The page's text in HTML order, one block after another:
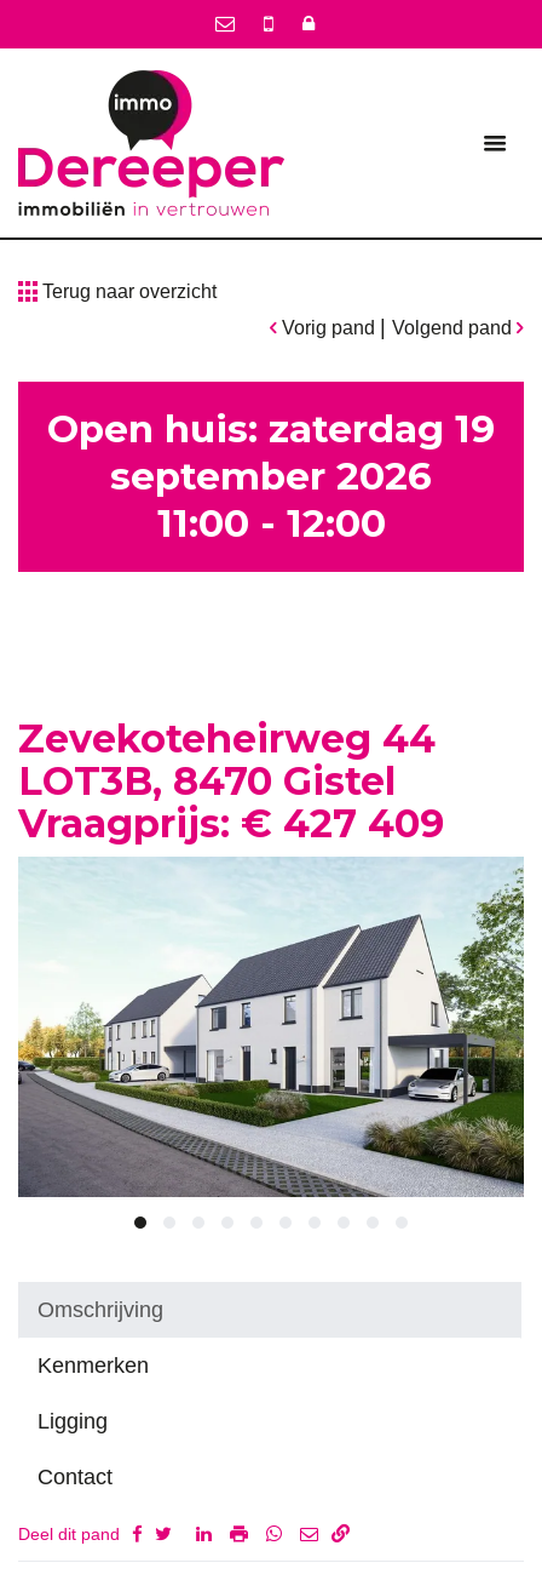
Terug naar overzicht
Vorig pand
Volgend pand
Open huis: zaterdag 19
september 2026
11:00 - 12:00
Zevekoteheirweg 44
LOT3B, 8470 Gistel
Vraagprijs: € 427 409
Omschrijving
Kenmerken
Ligging
Contact
Deel dit pand